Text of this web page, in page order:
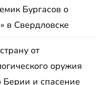
Бургасов о
в Свердловске
от
оружия
Берии и спасение